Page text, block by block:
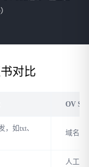
对比
OV
，如txt、
域名所
人工审